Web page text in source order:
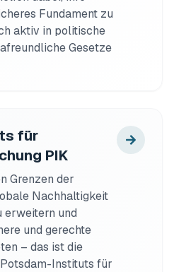
Fundament zu
aktiv in politische
Gesetze
für
PIK
Grenzen der
Nachhaltigkeit
erweitern und
und gerechte
– das ist die
Instituts für